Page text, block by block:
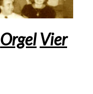
Orgel Vier